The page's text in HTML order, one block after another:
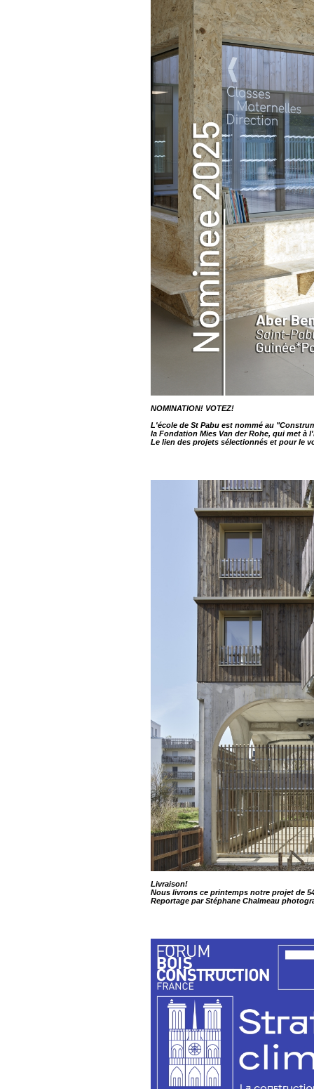
NOMINATION! VOTEZ!
L'école de St Pabu est nommé au
la Fondation Mies Van der Rohe, qui met à
Le lien des projets sélectionnés et pour le
Livraison!
Nous livrons ce printemps notre projet de
Reportage par Stéphane Chalmeau